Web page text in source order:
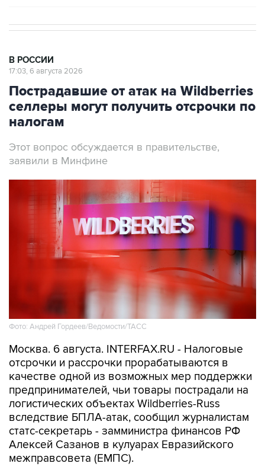
В РОССИИ
17:03, 6 августа 2026
Пострадавшие от атак на Wildberries
селлеры могут получить отсрочки по
налогам
Этот вопрос обсуждается в правительстве,
заявили в Минфине
Фото: Андрей Гордеев/Ведомости/ТАСС
Москва. 6 августа. INTERFAX.RU - Налоговые
отсрочки и рассрочки прорабатываются в
качестве одной из возможных мер поддержки
предпринимателей, чьи товары пострадали на
логистических объектах Wildberries-Russ
вследствие БПЛА-атак, сообщил журналистам
статс-секретарь - замминистра финансов РФ
Алексей Сазанов в кулуарах Евразийского
межправсовета (ЕМПС).